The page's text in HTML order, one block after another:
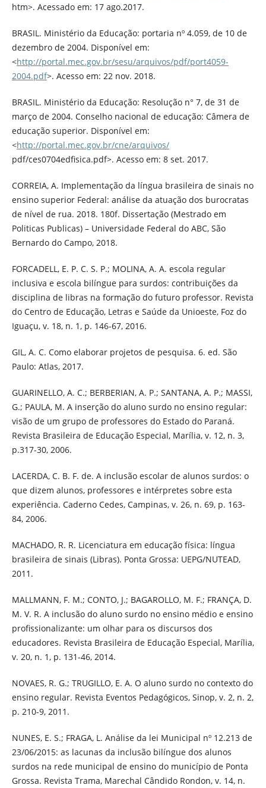
htm>. Acessado em: 17 ago.2017.
BRASIL. Ministério da Educação: portaria nº 4.059, de 10 de
dezembro de 2004. Disponível em:
<http://portal.mec.gov.br/sesu/arquivos/pdf/port4059-
2004.pdf>. Acesso em: 22 nov. 2018.
BRASIL. Ministério da Educação: Resolução n° 7, de 31 de
março de 2004. Conselho nacional de educação: Câmera de
educação superior. Disponível em:
<http://portal.mec.gov.br/cne/arquivos/
pdf/ces0704edfisica.pdf>. Acesso em: 8 set. 2017.
CORREIA, A. Implementação da língua brasileira de sinais no
ensino superior Federal: análise da atuação dos burocratas
de nível de rua. 2018. 180f. Dissertação (Mestrado em
Politicas Publicas) – Universidade Federal do ABC, São
Bernardo do Campo, 2018.
FORCADELL, E. P. C. S. P.; MOLINA, A. A. escola regular
inclusiva e escola bilíngue para surdos: contribuições da
disciplina de libras na formação do futuro professor. Revista
do Centro de Educação, Letras e Saúde da Unioeste, Foz do
Iguaçu, v. 18, n. 1, p. 146-67, 2016.
GIL, A. C. Como elaborar projetos de pesquisa. 6. ed. São
Paulo: Atlas, 2017.
GUARINELLO, A. C.; BERBERIAN, A. P.; SANTANA, A. P.; MASSI,
G.; PAULA, M. A inserção do aluno surdo no ensino regular:
visão de um grupo de professores do Estado do Paraná.
Revista Brasileira de Educação Especial, Marília, v. 12, n. 3,
p.317-30, 2006.
LACERDA, C. B. F. de. A inclusão escolar de alunos surdos: o
que dizem alunos, professores e intérpretes sobre esta
experiência. Caderno Cedes, Campinas, v. 26, n. 69, p. 163-
84, 2006.
MACHADO, R. R. Licenciatura em educação física: língua
brasileira de sinais (Libras). Ponta Grossa: UEPG/NUTEAD,
2011.
MALLMANN, F. M.; CONTO, J.; BAGAROLLO, M. F.; FRANÇA, D.
M. V. R. A inclusão do aluno surdo no ensino médio e ensino
profissionalizante: um olhar para os discursos dos
educadores. Revista Brasileira de Educação Especial, Marília,
v. 20, n. 1, p. 131-46, 2014.
NOVAES, R. G.; TRUGILLO, E. A. O aluno surdo no contexto do
ensino regular. Revista Eventos Pedagógicos, Sinop, v. 2, n. 2,
p. 210-9, 2011.
NUNES, E. S.; FRAGA, L. Análise da lei Municipal nº 12.213 de
23/06/2015: as lacunas da inclusão bilíngue dos alunos
surdos na rede municipal de ensino do município de Ponta
Grossa. Revista Trama, Marechal Cândido Rondon, v. 14, n.